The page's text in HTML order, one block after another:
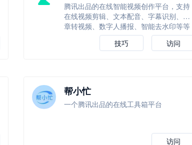
腾讯出品的在线智能视频创作平台，支持
在线视频剪辑、文本配音、字幕识别、文
章转视频、数字人播报、智能去水印等等
访问
技巧
帮小忙
一个腾讯出品的在线工具箱平台
访问